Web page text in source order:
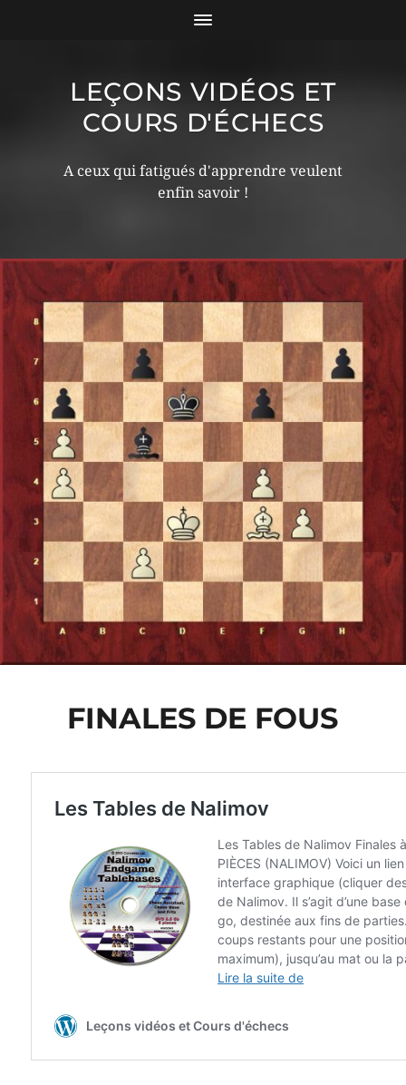
LEÇONS VIDÉOS ET
COURS D'ÉCHECS
A ceux qui fatigués d'apprendre veulent
enfin savoir !
FINALES DE FOUS